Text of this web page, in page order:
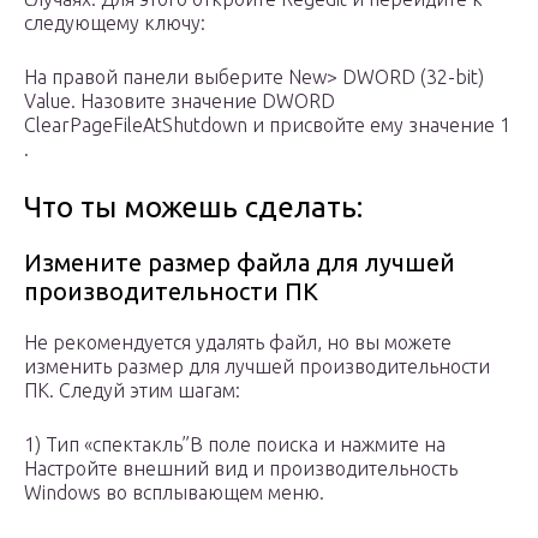
следующему ключу:
На правой панели выберите New> DWORD (32-bit)
Value. Назовите значение DWORD
ClearPageFileAtShutdown и присвойте ему значение 1
.
Что ты можешь сделать:
Измените размер файла для лучшей
производительности ПК
Не рекомендуется удалять файл, но вы можете
изменить размер для лучшей производительности
ПК. Следуй этим шагам:
1) Тип «спектакль”В поле поиска и нажмите на
Настройте внешний вид и производительность
Windows во всплывающем меню.